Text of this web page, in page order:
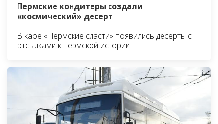
Пермские кондитеры создали
«космический» десерт
В кафе «Пермские сласти» появились десерты с
отсылками к пермской истории